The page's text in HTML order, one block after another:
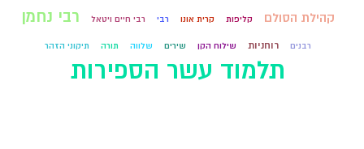
קהילת הסולם קליפות קרית אונו רבי רבי חיים ויטאל רבי נחמן
רבנים רוחניות שילוח הקן שירים שלווה תורה תיקוני הזהר
תלמוד עשר הספירות